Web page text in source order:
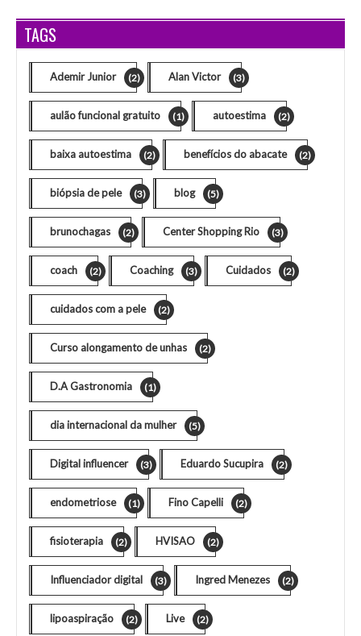
TAGS
Ademir Junior (2) Alan Victor (3)
aulão funcional gratuito (1) autoestima (2)
baixa autoestima (2) benefícios do abacate (2)
biópsia de pele (3) blog (5)
brunochagas (2) Center Shopping Rio (3)
coach (2) Coaching (3) Cuidados (2)
cuidados com a pele (2)
Curso alongamento de unhas (2)
D.A Gastronomia (1)
dia internacional da mulher (5)
Digital influencer (3) Eduardo Sucupira (2)
endometriose (1) Fino Capelli (2)
fisioterapia (2) HVISAO (2)
Influenciador digital (3) Ingred Menezes (2)
lipoaspiração (2) Live (2)